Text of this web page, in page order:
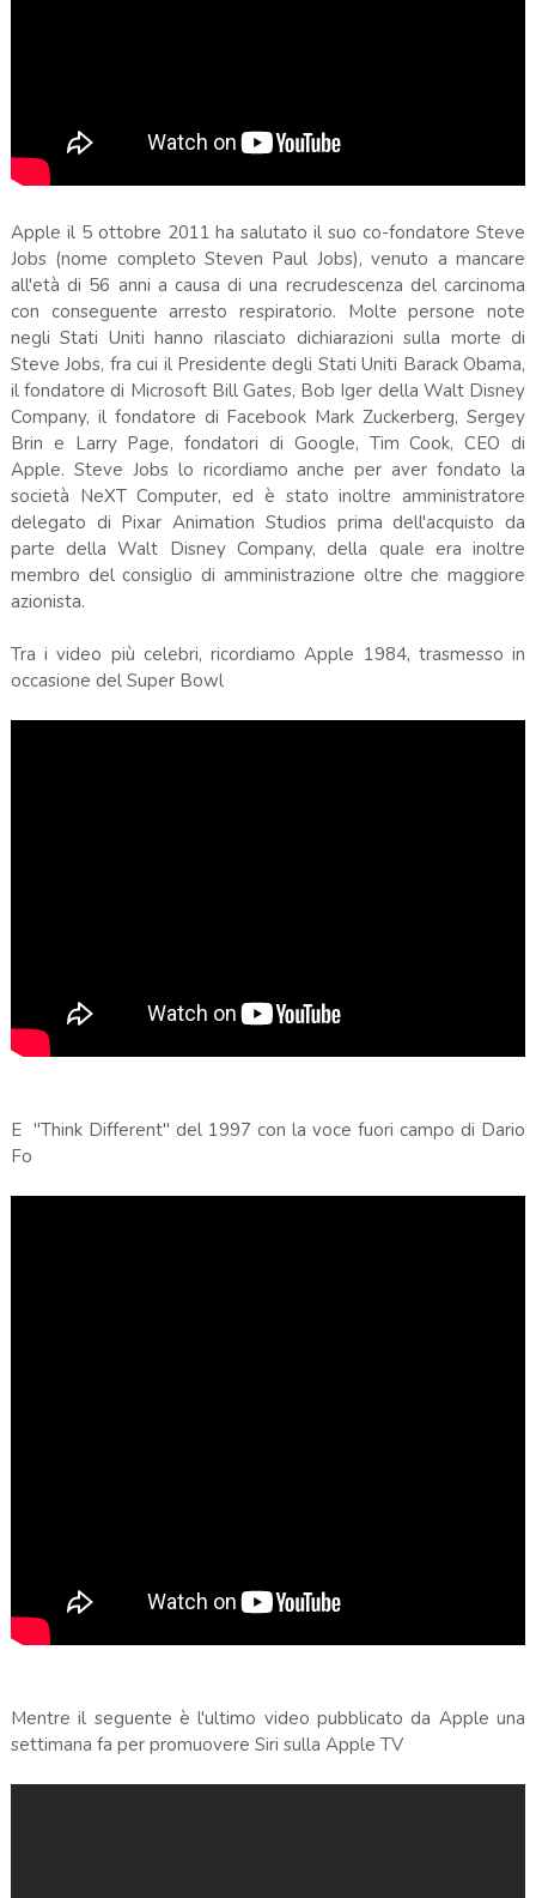
Apple il 5 ottobre 2011 ha salutato il suo co-fondatore Steve
Jobs (nome completo Steven Paul Jobs), venuto a mancare
all'età di 56 anni a causa di una recrudescenza del carcinoma
con conseguente arresto respiratorio. Molte persone note
negli Stati Uniti hanno rilasciato dichiarazioni sulla morte di
Steve Jobs, fra cui il Presidente degli Stati Uniti Barack Obama,
il fondatore di Microsoft Bill Gates, Bob Iger della Walt Disney
Company, il fondatore di Facebook Mark Zuckerberg, Sergey
Brin e Larry Page, fondatori di Google, Tim Cook, CEO di
Apple. Steve Jobs lo ricordiamo anche per aver fondato la
società NeXT Computer, ed è stato inoltre amministratore
delegato di Pixar Animation Studios prima dell'acquisto da
parte della Walt Disney Company, della quale era inoltre
membro del consiglio di amministrazione oltre che maggiore
azionista.
Tra i video più celebri, ricordiamo Apple 1984, trasmesso in
occasione del Super Bowl
E "Think Different" del 1997 con la voce fuori campo di Dario
Fo
Mentre il seguente è l'ultimo video pubblicato da Apple una
settimana fa per promuovere Siri sulla Apple TV